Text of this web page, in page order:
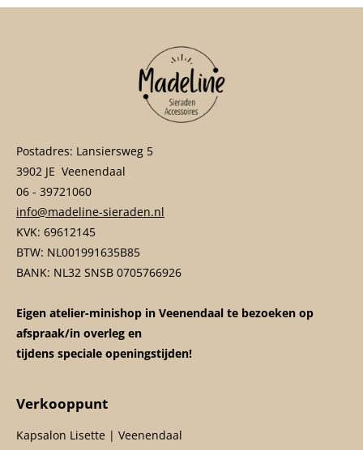
Postadres: Lansiersweg 5
3902 JE Veenendaal
06 - 39721060
info@madeline-sieraden.nl
KVK: 69612145
BTW: NL001991635B85
BANK: NL32 SNSB 0705766926
Eigen atelier-minishop in Veenendaal te bezoeken op
afspraak/in overleg en
tijdens speciale openingstijden!
Verkooppunt
Kapsalon Lisette | Veenendaal